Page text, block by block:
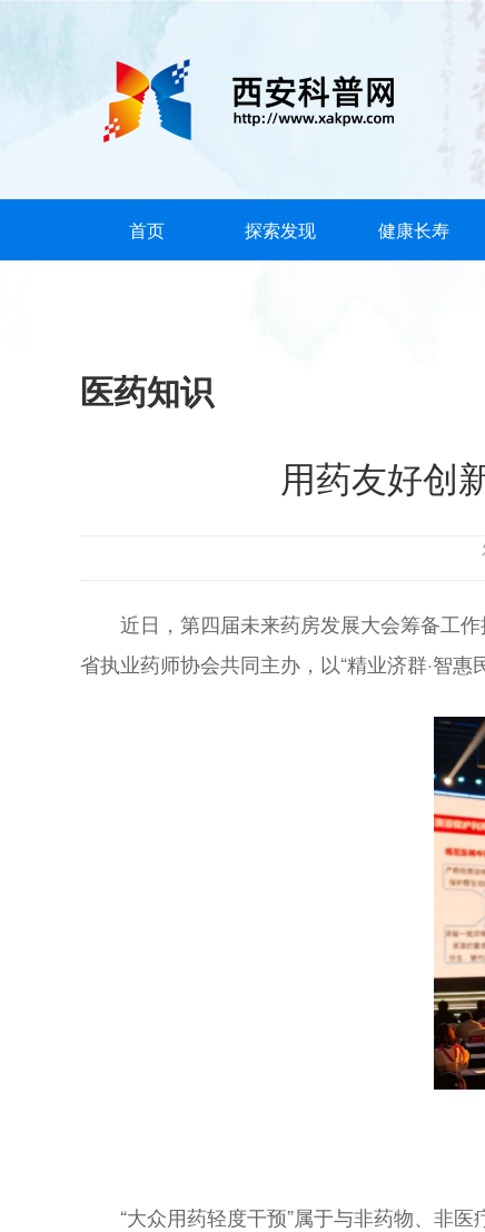
首页 探索发现 健康长寿
医药知识
用药友好创
近日，第四届未来药房发展大会筹备工
省执业药师协会共同主办，以“精业济群·智
“大众用药轻度干预”属于与非药物、非